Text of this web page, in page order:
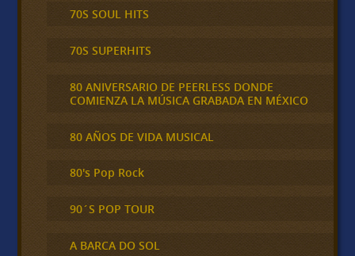
70S SOUL HITS
70S SUPERHITS
80 ANIVERSARIO DE PEERLESS DONDE
COMIENZA LA MÚSICA GRABADA EN MÉXICO
80 AÑOS DE VIDA MUSICAL
80's Pop Rock
90´S POP TOUR
A BARCA DO SOL